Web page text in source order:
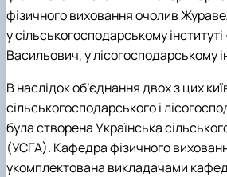
фізичного виховання очолив
у сільськогосподарському інституті
Васильович, у лісогосподарському
В наслідок об’єднання двох з цих
сільськогосподарського і
була створена Українська
(УСГА). Кафедра фізичного
укомплектована викладачами